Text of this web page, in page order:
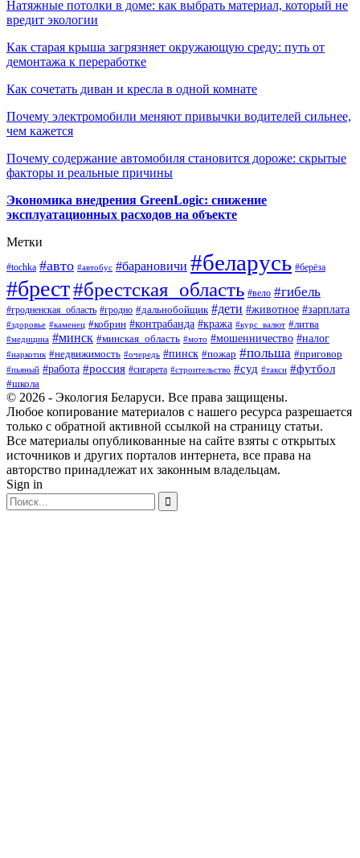
Натяжные потолки в доме: как выбрать материал, который не
вредит экологии
Как старая крыша загрязняет окружающую среду: путь от
демонтажа к переработке
Как сочетать диван и кресла в одной комнате
Почему электромобили меняют привычки водителей сильнее,
чем кажется
Почему содержание автомобиля становится дороже: скрытые
факторы и реальные причины
Экономика внедрения GreenLogic: снижение
эксплуатационных расходов на объекте
Метки
#tochka #авто #автобус #барановичи #беларусь #берёза
#брест#брестская_область #вело #гибель
#гродненская_область #гродно #дальнобойщик #дети #животное #зарплата
#здоровье #каменец #кобрин #контрабанда #кража #курс_валют #литва
#медицина #минск #минская_область #мото #мошенничество #налог
#наркотик #недвижимость #очередь #пинск #пожар #польша #приговор
#пьяный #работа #россия #сигарета #строительство #суд #такси #футбол
#школа
© 2026 - Экология Беларуси. Все права защищены.
Любое копирование материалов с нашего ресурса разрешается
только с обратной активной ссылкой на страницу статьи.
Все материалы опубликованные на сайте взяты с открытых
источников и других порталов интернета, все права на
авторство принадлежат их законным владельцам.
Sign in